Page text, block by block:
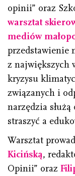
opinii” oraz
warsztat
mediów
przedstawienie
z największych
kryzysu
związanych i
narzędzia
straszyć a
Warsztat
Kicińską,
Opinii” oraz